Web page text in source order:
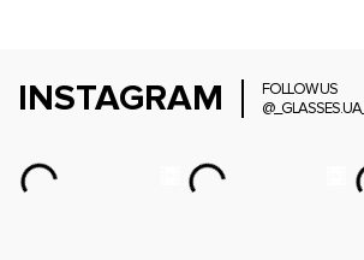
INSTAGRAM
FOLLOW US
@_GLASSES.UA_